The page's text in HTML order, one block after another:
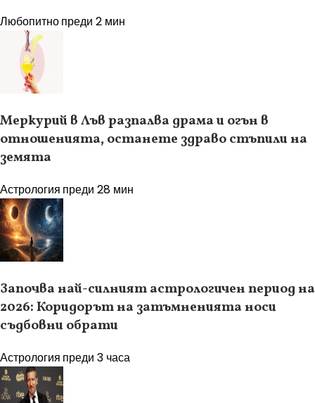
Любопитнопреди 2 мин
Меркурий в Лъв разпалва драма и огън в
отношенията, останете здраво стъпили на
земята
Астрология преди 28 мин
Започва най-силният астрологичен период на
2026: Коридорът на затъмненията носи
съдбовни обрати
Астрология преди 3 часа